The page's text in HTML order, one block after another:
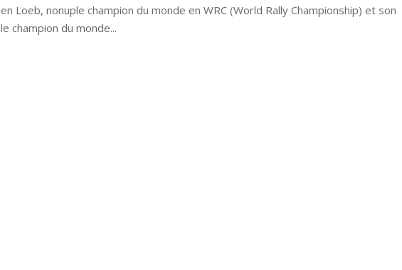
Loeb, nonuple champion du monde en WRC (World Rally Championship) et son
champion du monde...